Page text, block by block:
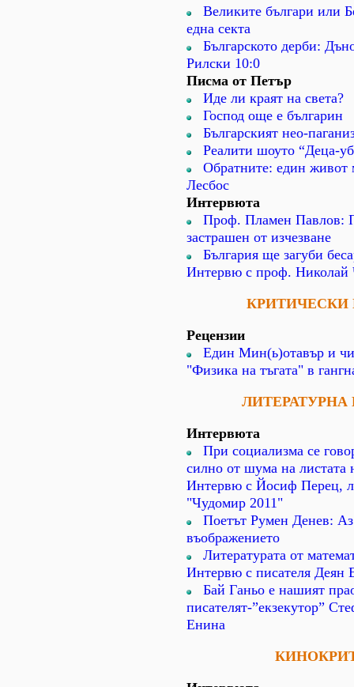
Великите българи или
една секта
Българското дерби:
Рилски 10:0
Писма от Петър
Иде ли краят на света?
Господ още е българин
Българският нео-
Реалити шоуто “Деца-
Обратните: един
Лесбос
Интервюта
Проф. Пламен Павлов:
застрашен от изчезване
България ще загуби
Интервю с проф. Николай
КРИТИЧЕСКИ
Рецензии
Един Мин(ь)отавър и
"Физика на тъгата" в
ЛИТЕРАТУРНА
Интервюта
При социализма се
силно от шума на листата
Интервю с Йосиф Перец,
"Чудомир 2011"
Поетът Румен Денев: Аз
въображението
Литературата от
Интервю с писателя Деян
Бай Ганьо е нашият
писателят-”екзекутор”
Енина